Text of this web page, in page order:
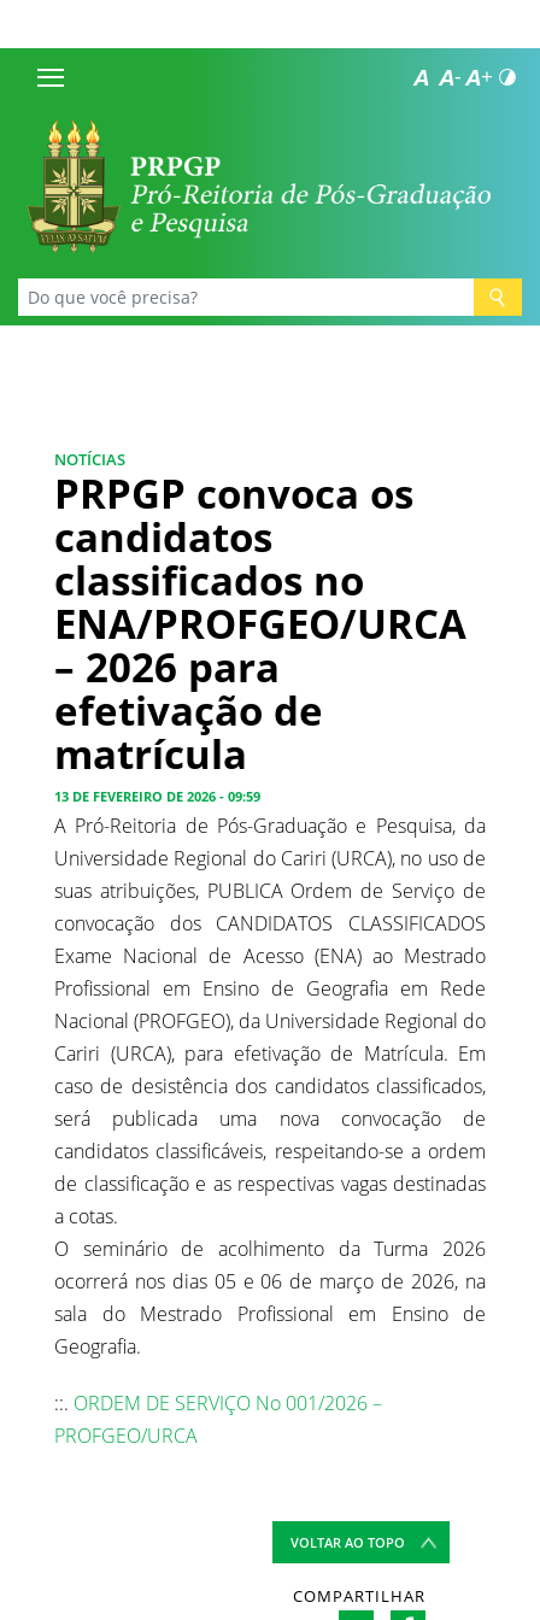
NOTÍCIAS
PRPGP convoca os
candidatos
classificados no
ENA/PROFGEO/URCA
– 2026 para
efetivação de
matrícula
13 DE FEVEREIRO DE 2026 - 09:59
A Pró-Reitoria de Pós-Graduação e Pesquisa, da
Universidade Regional do Cariri (URCA), no uso de
suas atribuições, PUBLICA Ordem de Serviço de
convocação dos CANDIDATOS CLASSIFICADOS
Exame Nacional de Acesso (ENA) ao Mestrado
Profissional em Ensino de Geografia em Rede
Nacional (PROFGEO), da Universidade Regional do
Cariri (URCA), para efetivação de Matrícula. Em
caso de desistência dos candidatos classificados,
será publicada uma nova convocação de
candidatos classificáveis, respeitando-se a ordem
de classificação e as respectivas vagas destinadas
a cotas.
O seminário de acolhimento da Turma 2026
ocorrerá nos dias 05 e 06 de março de 2026, na
sala do Mestrado Profissional em Ensino de
Geografia.
::. ORDEM DE SERVIÇO No 001/2026 –
PROFGEO/URCA
VOLTAR AO TOPO
COMPARTILHAR